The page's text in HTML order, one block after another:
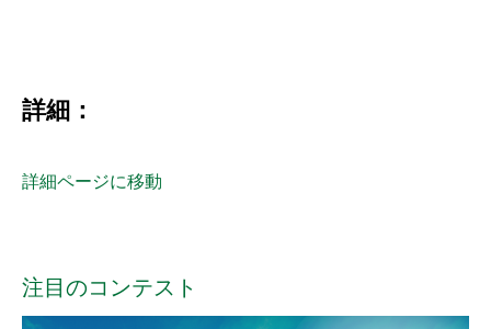
詳細：
詳細ページに移動
注目のコンテスト